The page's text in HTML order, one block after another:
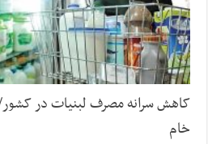
کاهش سرانه مصرف لبنیات در کشور/
خام